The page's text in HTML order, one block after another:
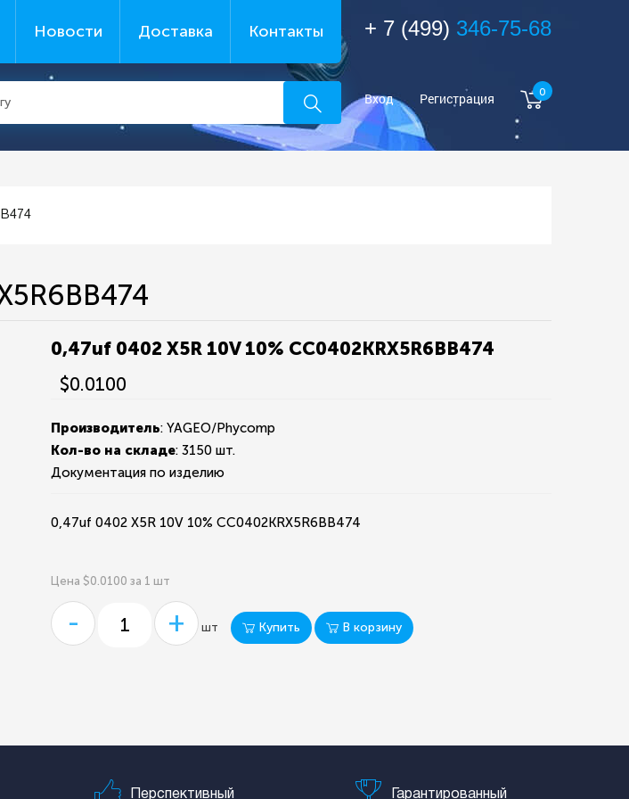
Новости Доставка Контакты + 7 (499) 346-75-68
Вход Регистрация 0
0,47uf 0402 X5R 10V 10% CC0402KRX5R6BB474
$0.0100
Производитель: YAGEO/Phycomp
Кол-во на складе:3150 шт.
Документация по изделию
0,47uf 0402 X5R 10V 10% CC0402KRX5R6BB474
Цена $0.0100 за 1 шт
- + шт Купить В корзину
Перспективный Гарантированный